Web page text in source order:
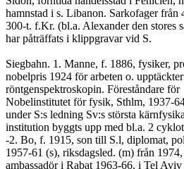
hamnstad i s. Libanon. Sarkofager från
300-t. f.Kr. (bl.a. Alexander den stores
har påträffats i klippgravar vid S.
Siegbahn. 1. Manne, f. 1886, fysiker,
nobelpris 1924 för arbeten o.
röntgenspektroskopin. Föreståndare för
Nobelinstitutet för fysik, Sthlm, 1937-
under S:s ledning Sv:s största
institution byggts upp med bl.a. 2
-2. Bo, f. 1915, son till S.l, diplomat,
1957-61 (s), riksdagsled. (m) från 1974,
ambassadör i Rabat 1963-66, i Tel